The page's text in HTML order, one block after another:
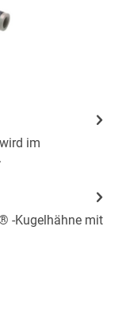
im
-Kugelhähne mit